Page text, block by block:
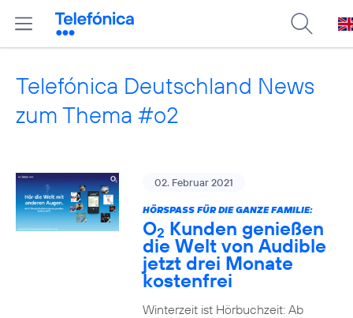
Telefónica Deutschland News
zum Thema #o2
02. Februar 2021
HÖRSPASS FÜR DIE GANZE FAMILIE:
O2 Kunden genießen
die Welt von Audible
jetzt drei Monate
kostenfrei
Winterzeit ist Hörbuchzeit: Ab